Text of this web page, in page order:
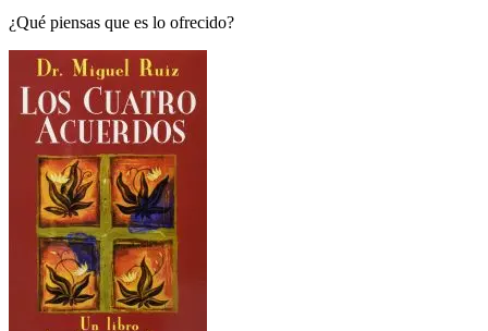
¿Qué piensas que es lo ofrecido?